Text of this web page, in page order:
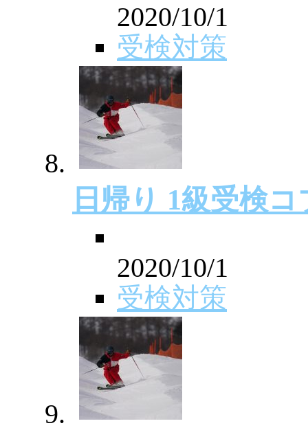
2020/10/1
受検対策
日帰り 1級受検
2020/10/1
受検対策